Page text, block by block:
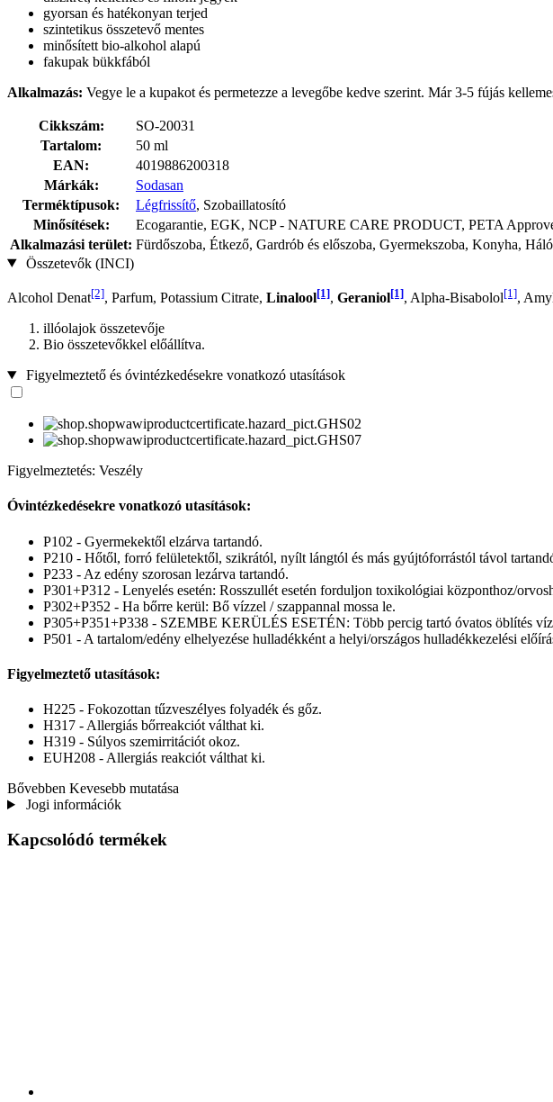
gyorsan és hatékonyan terjed
szintetikus összetevő mentes
minősített bio-alkohol alapú
fakupak bükkfából
Alkalmazás: Vegye le a kupakot és permetezze a levegőbe kedve szerint. Már 3-5 fújás
Cikkszám:
SO-20031
Tartalom:
50 ml
EAN:
4019886200318
Márkák:
Sodasan
Terméktípusok:
Légfrissítő, Szobaillatosító
Minősítések:
Ecogarantie, EGK, NCP - NATURE CARE PRODUCT, PETA
Alkalmazási terület: Fürdőszoba, Étkező, Gardrób és előszoba, Gyermekszoba, Konyha,
Összetevők (INCI)
Alcohol Denat[2], Parfum, Potassium Citrate, Linalool[1], Geraniol[1], Alpha-Bisabolol[1],
illóolajok összetevője
Bio összetevőkkel előállítva.
Figyelmeztető és óvintézkedésekre vonatkozó utasítások
Figyelmeztetés: Veszély
Óvintézkedésekre vonatkozó utasítások:
P102 - Gyermekektől elzárva tartandó.
P210 - Hőtől, forró felületektől, szikrától, nyílt lángtól és más gyújtóforrástól távol
P233 - Az edény szorosan lezárva tartandó.
P301+P312 - Lenyelés esetén: Rosszullét esetén forduljon toxikológiai központhoz/
P302+P352 - Ha bőrre kerül: Bő vízzel / szappannal mossa le.
P305+P351+P338 - SZEMBE KERÜLÉS ESETÉN: Több percig tartó óvatos öblítés
P501 - A tartalom/edény elhelyezése hulladékként a helyi/országos hulladékkezelési
Figyelmeztető utasítások:
H225 - Fokozottan tűzveszélyes folyadék és gőz.
H317 - Allergiás bőrreakciót válthat ki.
H319 - Súlyos szemirritációt okoz.
EUH208 - Allergiás reakciót válthat ki.
Bővebben Kevesebb mutatása
Jogi információk
Kapcsolódó termékek